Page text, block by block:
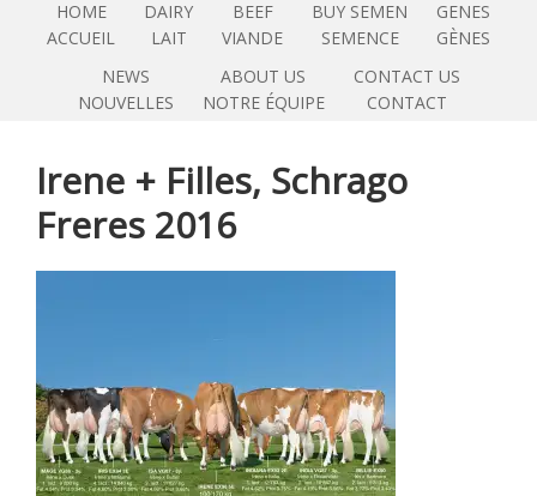
HOME
ACCUEIL
DAIRY
LAIT
BEEF
VIANDE
BUY SEMEN
SEMENCE
GENES
GÈNES
NEWS
NOUVELLES
ABOUT US
NOTRE ÉQUIPE
CONTACT US
CONTACT
Irene + Filles, Schrago
Freres 2016